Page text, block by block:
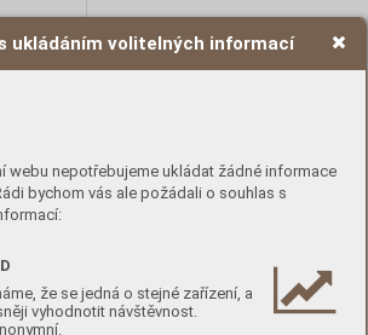
ukládáním volitelných informací
webu nepotřebujeme ukládat žádné informace
bychom vás ale požádali o souhlas s
že se jedná o stejné zařízení, a
vyhodnotit návštěvnost.
může založit vlastní médium,
kde si každý člověk může
stává pevným bodem v
chaotickém světě komunikace.